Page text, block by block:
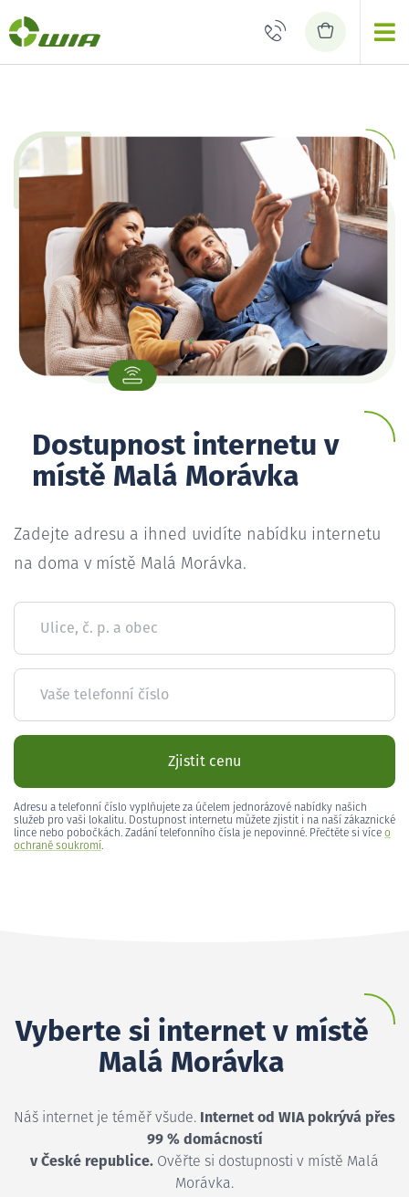
Dostupnost internetu v
místě Malá Morávka
Zadejte adresu a ihned uvidíte nabídku internetu
na doma v místě Malá Morávka.
Ulice, č. p. a obec
Vaše telefonní číslo
Zjistit cenu
Adresu a telefonní číslo vyplňujete za účelem jednorázové nabídky našich
služeb pro vaši lokalitu. Dostupnost internetu můžete zjistit i na naší zákaznické
lince nebo pobočkách. Zadání telefonního čísla je nepovinné. Přečtěte si více o
ochraně soukromí.
Vyberte si internet v místě
Malá Morávka
Náš internet je téměř všude. Internet od WIA pokrývá přes
99 % domácností
v České republice. Ověřte si dostupnosti v místě Malá
Morávka.